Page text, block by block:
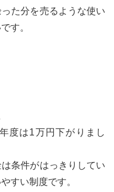
た分を売るような使い
す。
度は1万円下がりまし
条件がはっきりしてい
すい制度です。